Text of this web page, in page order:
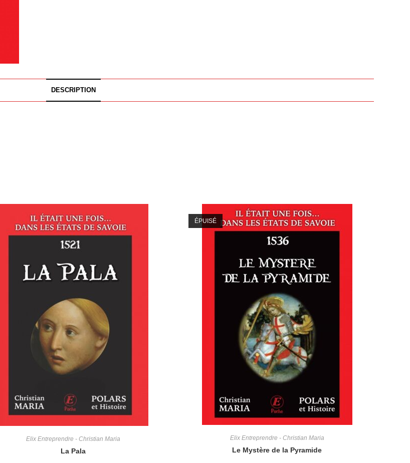
DESCRIPTION
Elix Entreprendre - Christian Maria
La Pala
ÉPUISÉ
Elix Entreprendre - Christian Maria
Le Mystère de la Pyramide